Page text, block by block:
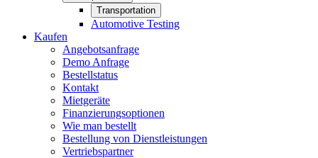
Transportation
Automotive Testing
Kaufen
Angebotsanfrage
Demo Anfrage
Bestellstatus
Kontakt
Mietgeräte
Finanzierungsoptionen
Wie man bestellt
Bestellung von Dienstleistungen
Vertriebspartner